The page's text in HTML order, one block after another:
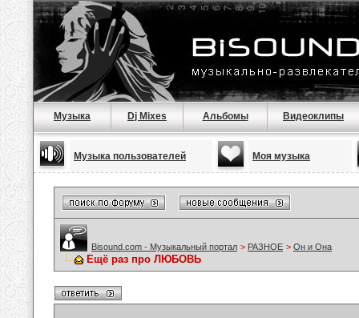
Музыка Dj Mixes Альбомы Видеоклипы
Музыка пользователей Моя музыка
Bisound.com - Музыкальный портал > РАЗНОЕ > Он и Она
Ещё раз про ЛЮБОВЬ